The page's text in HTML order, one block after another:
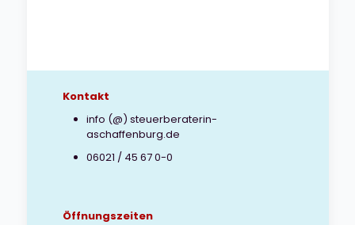
Kontakt
info (@) steuerberaterin-
aschaffenburg.de
06021 / 45 67 0-0
Öffnungszeiten